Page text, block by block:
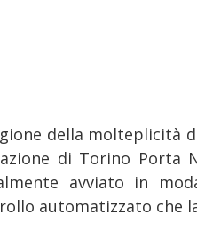
della molteplicità
di Torino Porta
avviato in
automatizzato che